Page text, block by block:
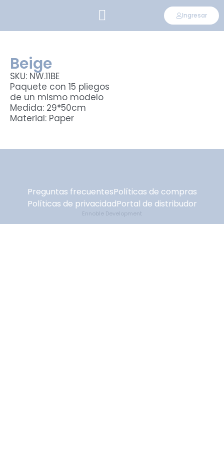
Ingresar
Beige
SKU: NW.11BE
Paquete con 15 pliegos
de un mismo modelo
Medida: 29*50cm
Material: Paper
Preguntas frecuentesPolíticas de compras
Políticas de privacidadPortal de distribudor
Ennoble Development